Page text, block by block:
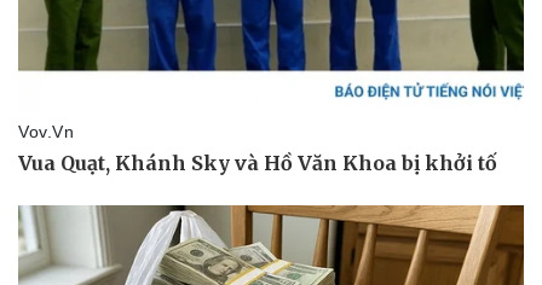
Doanh nghiệp
Thông tin doanh nghiệp
Doanh nghiệp 24h
Công nghệ
Sành điệu
Tin Công nghệ